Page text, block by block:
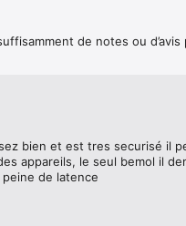
tâches afin de faciliter
entre deux
finaux de visualiser l’écran
compatibles VNC (Virtual
de notes ou
bien et est tres securisé il
appareils, le seul bemol il
de latence